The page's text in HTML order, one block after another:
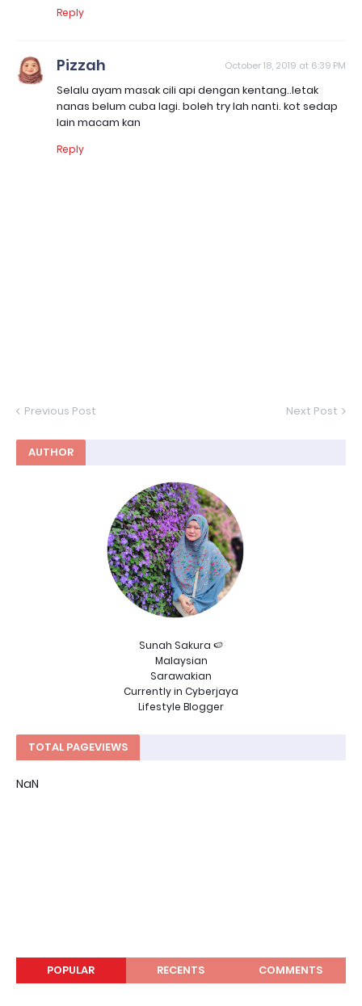
Reply
Pizzah October 18, 2019 at 6:39 PM
Selalu ayam masak cili api dengan kentang..letak
nanas belum cuba lagi. boleh try lah nanti. kot sedap
lain macam kan
Reply
Previous Post Next Post
AUTHOR
Sunah Sakura 🍉
Malaysian
Sarawakian
Currently in Cyberjaya
Lifestyle Blogger
TOTAL PAGEVIEWS
NaN
POPULAR RECENTS COMMENTS